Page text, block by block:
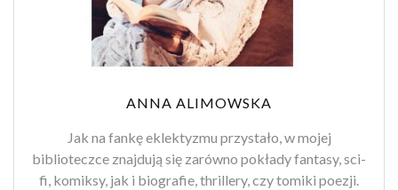
ANNA ALIMOWSKA
Jak na fankę eklektyzmu przystało, w mojej
biblioteczce znajdują się zarówno pokłady fantasy, sci-
fi, komiksy, jak i biografie, thrillery, czy tomiki poezji.